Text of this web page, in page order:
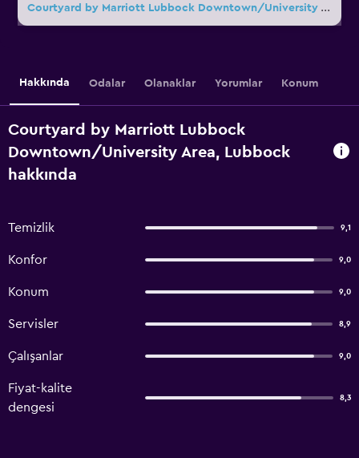
Courtyard by Marriott Lubbock Downtown/University Area için diğer 25fırsat
Hakkında Odalar Olanaklar Yorumlar Konum
Courtyard by Marriott Lubbock
Downtown/University Area, Lubbock
hakkında
Temizlik 9,1
Konfor 9,0
Konum 9,0
Servisler 8,9
Çalışanlar 9,0
Fiyat-kalite
dengesi
8,3